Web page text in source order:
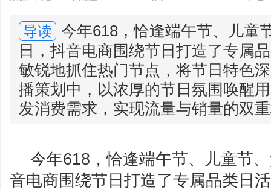
导读 今年618，恰逢端午节、儿童
日，抖音电商围绕节日打造了专属
敏锐地抓住热门节点，将节日特色
播策划中，以浓厚的节日氛围唤醒
发消费需求，实现流量与销量的双
今年618，恰逢端午节、儿童节
音电商围绕节日打造了专属品类日